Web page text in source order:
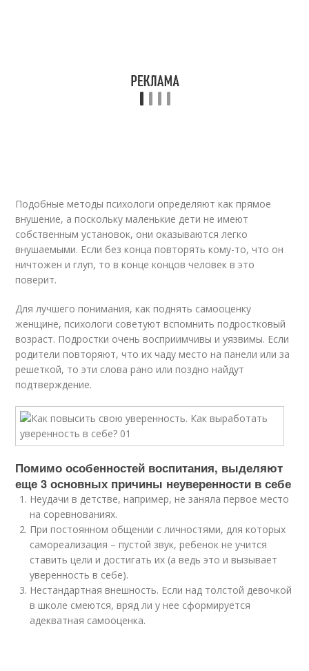
Подобные методы психологи определяют как прямое
внушение, а поскольку маленькие дети не имеют
собственным установок, они оказываются легко
внушаемыми. Если без конца повторять кому-то, что он
ничтожен и глуп, то в конце концов человек в это
поверит.
Для лучшего понимания, как поднять самооценку
женщине, психологи советуют вспомнить подростковый
возраст. Подростки очень восприимчивы и уязвимы. Если
родители повторяют, что их чаду место на панели или за
решеткой, то эти слова рано или поздно найдут
подтверждение.
Помимо особенностей воспитания, выделяют
еще 3 основных причины неуверенности в себе
Неудачи в детстве, например, не заняла первое место
на соревнованиях.
При постоянном общении с личностями, для которых
самореализация – пустой звук, ребенок не учится
ставить цели и достигать их (а ведь это и вызывает
уверенность в себе).
Нестандартная внешность. Если над толстой девочкой
в школе смеются, вряд ли у нее сформируется
адекватная самооценка.